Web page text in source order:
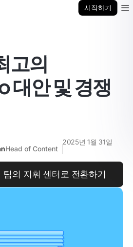
시작하기
고의
대안 및 경쟁
Head of Content
2025년 1월 31일
의 지휘 센터로 전환하기